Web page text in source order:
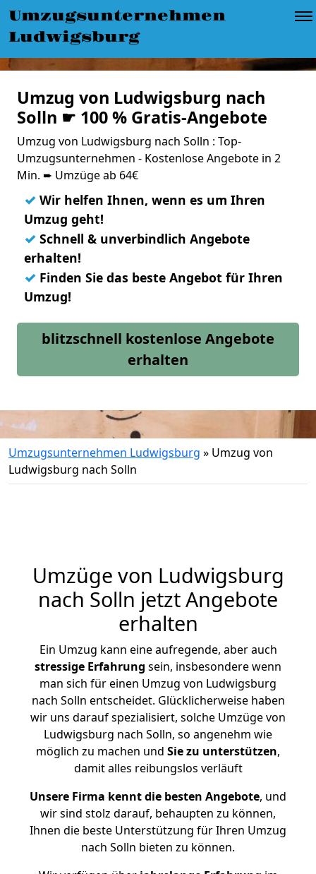
Umzugsunternehmen
Ludwigsburg
Umzug von Ludwigsburg nach
Solln ☛ 100 % Gratis-Angebote
Umzug von Ludwigsburg nach Solln : Top-
Umzugsunternehmen - Kostenlose Angebote in 2
Min. ➨ Umzüge ab 64€
✓ Wir helfen Ihnen, wenn es um Ihren
Umzug geht!
✓ Schnell & unverbindlich Angebote
erhalten!
✓ Finden Sie das beste Angebot für Ihren
Umzug!
blitzschnell kostenlose Angebote
erhalten
Umzugsunternehmen Ludwigsburg » Umzug von
Ludwigsburg nach Solln
Umzüge von Ludwigsburg
nach Solln jetzt Angebote
erhalten
Ein Umzug kann eine aufregende, aber auch
stressige Erfahrung sein, insbesondere wenn
man sich für einen Umzug von Ludwigsburg
nach Solln entscheidet. Glücklicherweise haben
wir uns darauf spezialisiert, solche Umzüge von
Ludwigsburg nach Solln, so angenehm wie
möglich zu machen und Sie zu unterstützen,
damit alles reibungslos verläuft
Unsere Firma kennt die besten Angebote, und
wir sind stolz darauf, behaupten zu können,
Ihnen die beste Unterstützung für Ihren Umzug
nach Solln bieten zu können.